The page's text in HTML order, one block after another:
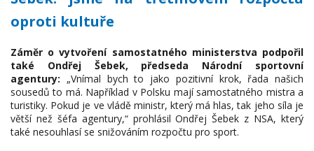
oproti kultuře
Záměr o vytvoření samostatného ministerstva podpořil
také Ondřej Šebek, předseda Národní sportovní
agentury: „Vnímal bych to jako pozitivní krok, řada našich
sousedů to má. Například v Polsku mají samostatného mistra a
turistiky. Pokud je ve vládě ministr, který má hlas, tak jeho síla je
větší než šéfa agentury,“ prohlásil Ondřej Šebek z NSA, který
také nesouhlasí se snižováním rozpočtu pro sport.